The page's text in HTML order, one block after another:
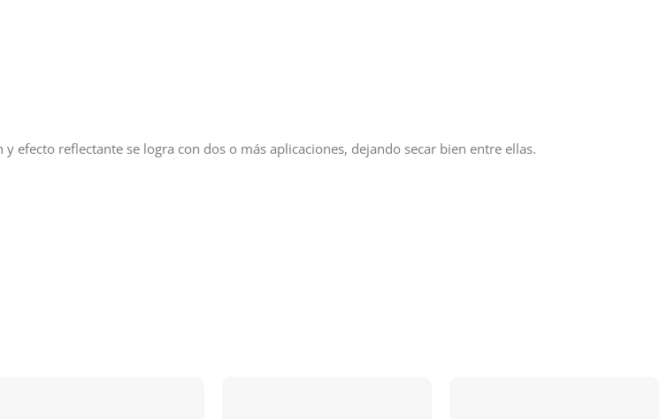
reflectante se logra con dos o más aplicaciones, dejando secar bien entre ellas.